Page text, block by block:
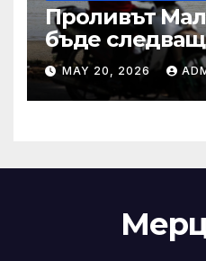
Проливът
бъде
Азия не
MAY 20, 2026